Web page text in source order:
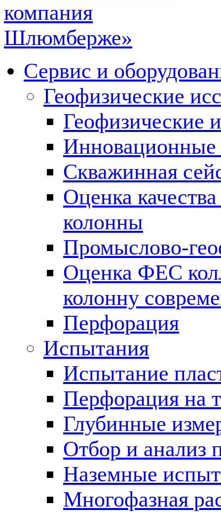
Сервис и
Геофизические
Геофизические
Инновационные
Скважинная
Оценка
колонны
Промыслово-
Оценка ФЕС
колонну
Перфорация
Испытания
Испытание
Перфорация на
Глубинные
Отбор и анализ
Наземные
Многофазная